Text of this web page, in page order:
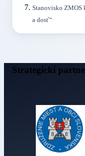
Stanovisko ZMOS
a dosť“
Strategickí